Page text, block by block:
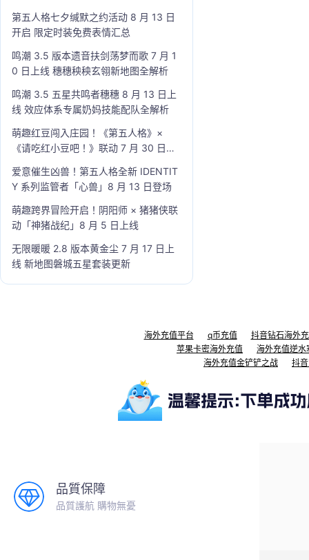
第五人格七夕缄默之约活动 8 月 13 日
开启 限定时装免费表情汇总
鸣潮 3.5 版本遗音扶剑荡梦而歌 7 月 1
0 日上线 穗穗秧秧玄翎新地图全解析
鸣潮 3.5 五星共鸣者穗穗 8 月 13 日上
线 效应体系专属奶妈技能配队全解析
萌趣红豆闯入庄园！《第五人格》×
《请吃红小豆吧！》联动 7 月 30 日开
爱意催生凶兽！第五人格全新 IDENTIT
Y 系列监管者「心兽」8 月 13 日登场
萌趣跨界冒险开启！阴阳师 × 猪猪侠联
动「神猪战纪」8 月 5 日上线
无限暖暖 2.8 版本黄金尘 7 月 17 日上
线 新地图磐城五星套装更新
海外充值平台 q币充值
抖音钻石海外
苹果卡密海外充值
海外充值逆水
海外充值金铲铲之战
抖
品質保障
品質護航 購物無憂